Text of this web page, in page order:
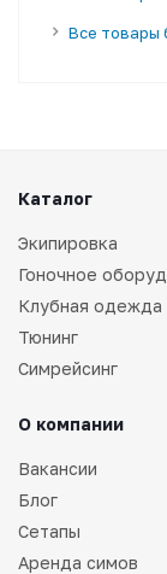
Все товары
Каталог
Экипировка
Гоночное
Клубная одежда
Тюнинг
Симрейсинг
О компании
Вакансии
Блог
Сетапы
Аренда симов